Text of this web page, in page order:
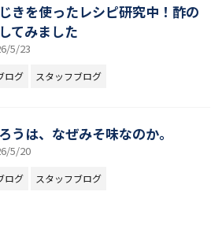
きを使ったレシピ研究中！酢の
てみました
5/23
ログ スタッフブログ
うは、なぜみそ味なのか。
5/20
ログ スタッフブログ